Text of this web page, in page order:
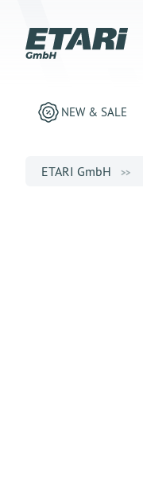
NEW & SALE
ETARI GmbH